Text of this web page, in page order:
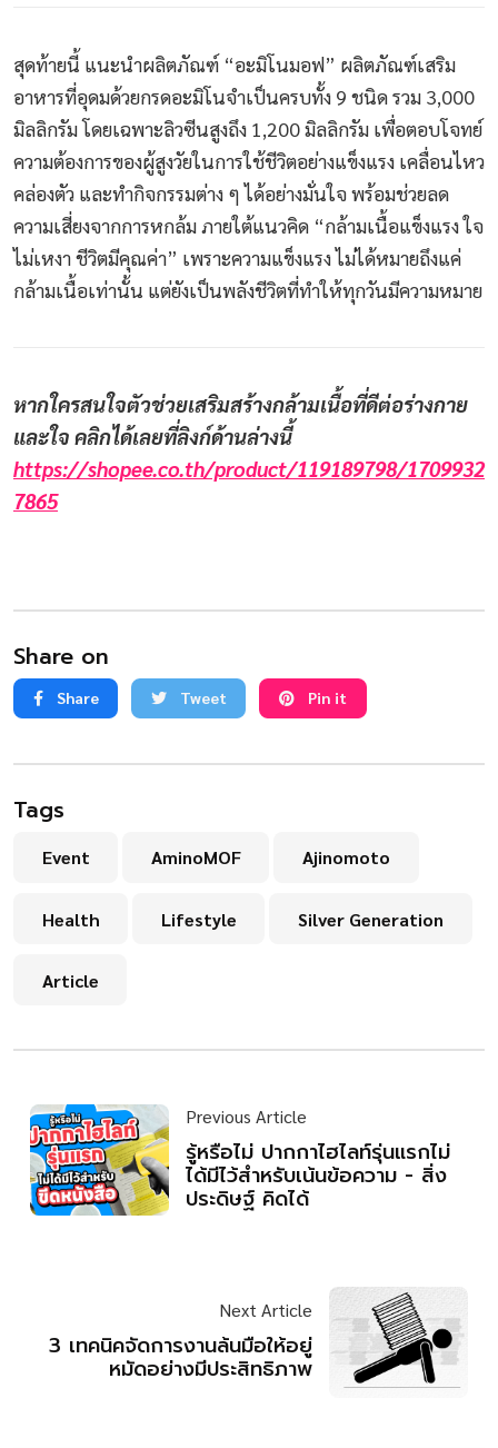
สุดท้ายนี้ แนะนำผลิตภัณฑ์ “อะมิโนมอฟ” ผลิตภัณฑ์เสริม
อาหารที่อุดมด้วยกรดอะมิโนจำเป็นครบทั้ง 9 ชนิด รวม 3,000
มิลลิกรัม โดยเฉพาะลิวซีนสูงถึง 1,200 มิลลิกรัม เพื่อตอบโจทย์
ความต้องการของผู้สูงวัยในการใช้ชีวิตอย่างแข็งแรง เคลื่อนไหว
คล่องตัว และทำกิจกรรมต่าง ๆ ได้อย่างมั่นใจ พร้อมช่วยลด
ความเสี่ยงจากการหกล้ม ภายใต้แนวคิด “กล้ามเนื้อแข็งแรง ใจ
ไม่เหงา ชีวิตมีคุณค่า” เพราะความแข็งแรง ไม่ได้หมายถึงแค่
กล้ามเนื้อเท่านั้น แต่ยังเป็นพลังชีวิตที่ทำให้ทุกวันมีความหมาย
หากใครสนใจตัวช่วยเสริมสร้างกล้ามเนื้อที่ดีต่อร่างกาย
และใจ คลิกได้เลยที่ลิงก์ด้านล่างนี้
https://shopee.co.th/product/119189798/1709932
7865
Share on
Share Tweet Pin it
Tags
Event AminoMOF Ajinomoto
Health Lifestyle Silver Generation
Article
Previous Article
รู้หรือไม่ ปากกาไฮไลท์รุ่นแรกไม่
ได้มีไว้สำหรับเน้นข้อความ - สิ่ง
ประดิษฐ์ คิดได้
Next Article
3 เทคนิคจัดการงานล้นมือให้อยู่
หมัดอย่างมีประสิทธิภาพ